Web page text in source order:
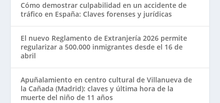
Cómo demostrar culpabilidad en un accidente de
tráfico en España: Claves forenses y jurídicas
El nuevo Reglamento de Extranjería 2026 permite
regularizar a 500.000 inmigrantes desde el 16 de
abril
Apuñalamiento en centro cultural de Villanueva de
la Cañada (Madrid): claves y última hora de la
muerte del niño de 11 años